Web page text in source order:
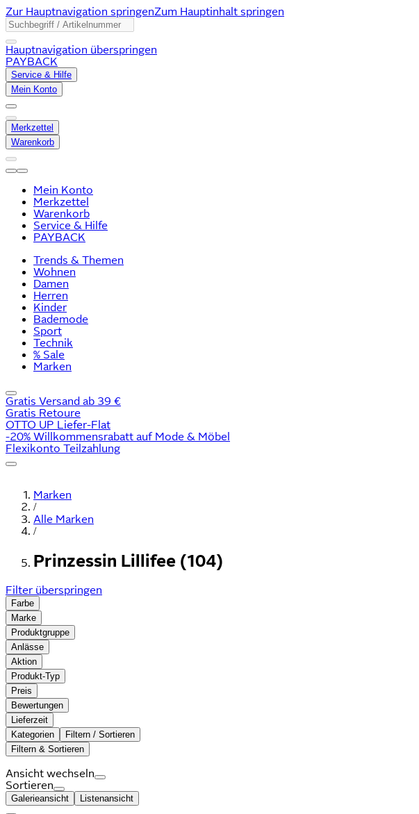
Zur Hauptnavigation springenZum Hauptinhalt springen
Hauptnavigation überspringen
PAYBACK
Service & Hilfe
Mein Konto
Merkzettel
Warenkorb
Mein Konto
Merkzettel
Warenkorb
Service & Hilfe
PAYBACK
Trends & Themen
Wohnen
Damen
Herren
Kinder
Bademode
Sport
Technik
% Sale
Marken
Gratis Versand ab 39 €
Gratis Retoure
OTTO UP Liefer-Flat
-20% Willkommensrabatt auf Mode & Möbel
Flexikonto Teilzahlung
Marken
/
Alle Marken
/
Prinzessin Lillifee (104)
Filter überspringen
Farbe
Marke
Produktgruppe
Anlässe
Aktion
Produkt-Typ
Preis
Bewertungen
Lieferzeit
Kategorien
Filtern / Sortieren
Filtern & Sortieren
Ansicht wechseln
Sortieren
Galerieansicht Listenansicht